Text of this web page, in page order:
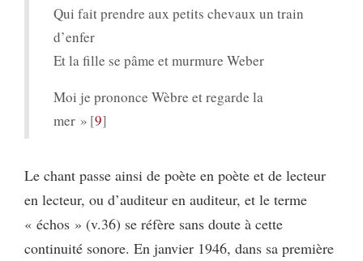
Qui fait prendre aux petits chevaux un train
d’enfer
Et la fille se pâme et murmure Weber
Moi je prononce Wèbre et regarde la
mer » 9
Le chant passe ainsi de poète en poète et de lecteur
en lecteur, ou d’auditeur en auditeur, et le terme
« échos » (v.36) se réfère sans doute à cette
continuité sonore. En janvier 1946, dans sa première